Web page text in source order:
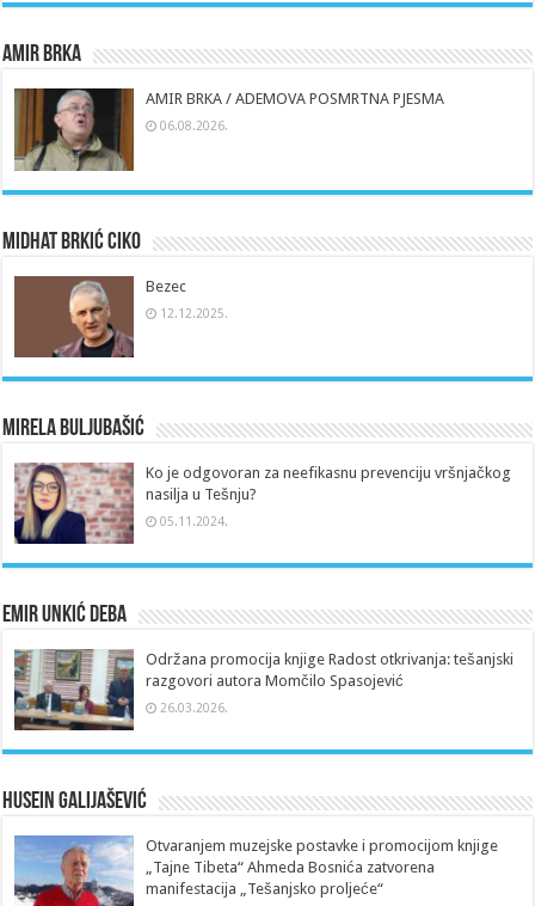
Amir Brka
AMIR BRKA / ADEMOVA POSMRTNA PJESMA
06.08.2026.
Midhat Brkić Ciko
Bezec
12.12.2025.
Mirela Buljubašić
Ko je odgovoran za neefikasnu prevenciju vršnjačkog
nasilja u Tešnju?
05.11.2024.
Emir Unkić Deba
Održana promocija knjige Radost otkrivanja: tešanjski
razgovori autora Momčilo Spasojević
26.03.2026.
Husein Galijašević
Otvaranjem muzejske postavke i promocijom knjige
„Tajne Tibeta“ Ahmeda Bosnića zatvorena
manifestacija „Tešanjsko proljeće“